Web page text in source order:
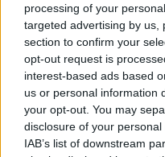
processing of your
targeted advertising by us,
section to confirm your
opt-out request is
interest-based ads based
us or personal information
your opt-out. You may
disclosure of your
IAB’s list of downstream
στα μάτια, την ώρα
τις έρευνες χωρίς να
Δραματικός
Η ανθρώπινη
μεγαλύτερες